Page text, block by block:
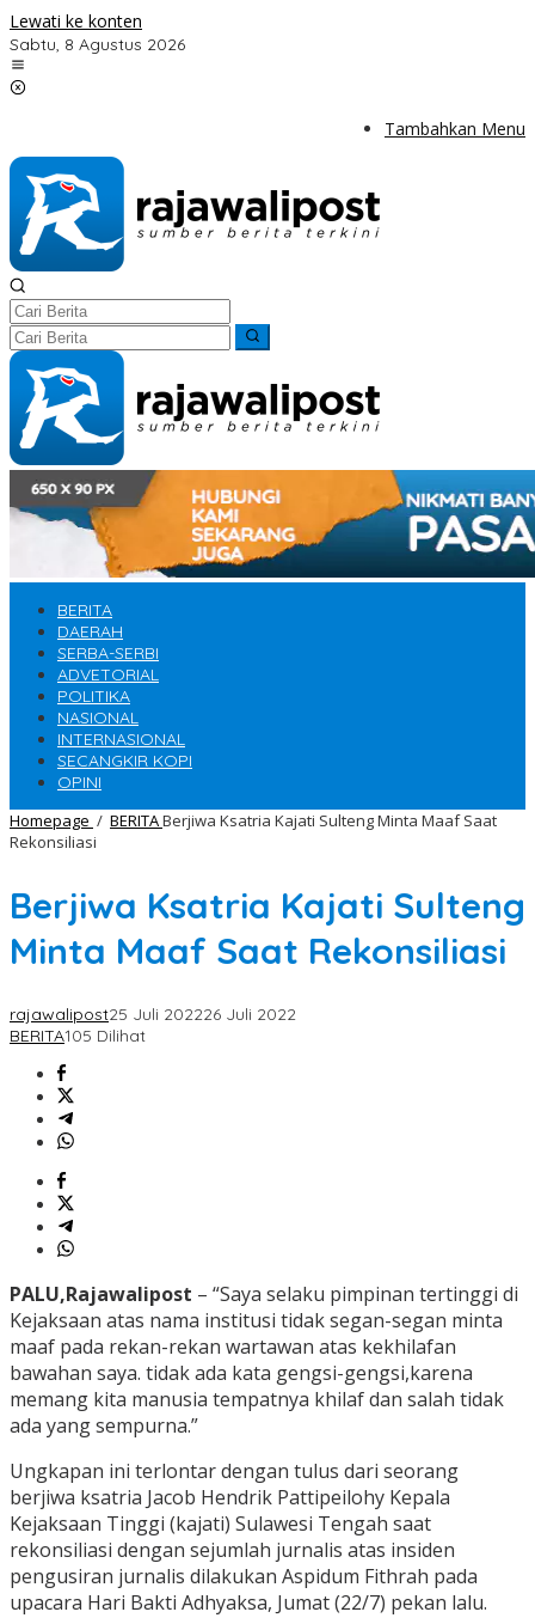
Lewati ke konten
Sabtu, 8 Agustus 2026
Tambahkan Menu
BERITA
DAERAH
SERBA-SERBI
ADVETORIAL
POLITIKA
NASIONAL
INTERNASIONAL
SECANGKIR KOPI
OPINI
Homepage / BERITABerjiwa Ksatria Kajati Sulteng Minta Maaf Saat
Rekonsiliasi
Berjiwa Ksatria Kajati Sulteng
Minta Maaf Saat Rekonsiliasi
rajawalipost25 Juli 202226 Juli 2022
BERITA105 Dilihat
PALU,Rajawalipost – “Saya selaku pimpinan tertinggi di
Kejaksaan atas nama institusi tidak segan-segan minta
maaf pada rekan-rekan wartawan atas kekhilafan
bawahan saya. tidak ada kata gengsi-gengsi,karena
memang kita manusia tempatnya khilaf dan salah tidak
ada yang sempurna.”
Ungkapan ini terlontar dengan tulus dari seorang
berjiwa ksatria Jacob Hendrik Pattipeilohy Kepala
Kejaksaan Tinggi (kajati) Sulawesi Tengah saat
rekonsiliasi dengan sejumlah jurnalis atas insiden
pengusiran jurnalis dilakukan Aspidum Fithrah pada
upacara Hari Bakti Adhyaksa, Jumat (22/7) pekan lalu.